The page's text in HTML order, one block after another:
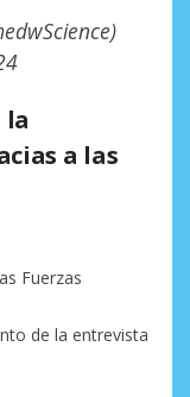
la
a las
Fuerzas
de la entrevista